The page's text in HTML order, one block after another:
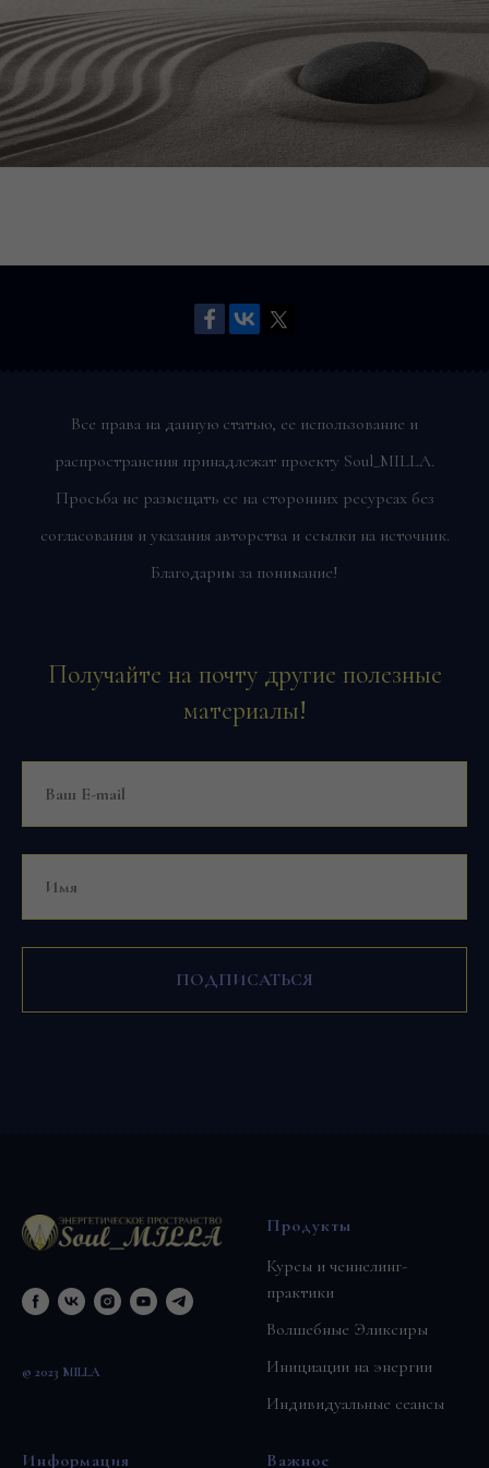
Все права на данную статью, ее использование и
распространения принадлежат проекту Soul_MILLA.
Просьба не размещать ее на сторонних ресурсах без
согласования и указания авторства и ссылки на источник.
Благодарим за понимание!
Получайте на почту другие полезные
материалы!
ПОДПИСАТЬСЯ
© 2023 MILLA
Продукты
Курсы и ченнелинг-
практики
Волшебные Эликсиры
Инициации на энергии
Индивидуальные сеансы
Информация Важное